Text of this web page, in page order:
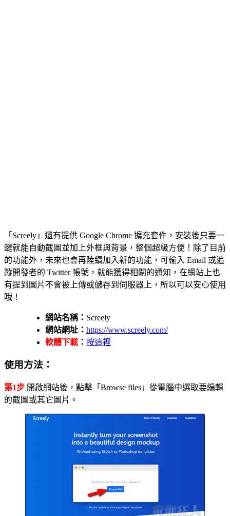
「Screely」還有提供 Google Chrome 擴充套件，安裝後只要一
鍵就能自動截圖並加上外框與背景，整個超級方便！除了目前
的功能外，未來也會再陸續加入新的功能，可輸入 Email 或追
蹤開發者的 Twitter 帳號，就能獲得相關的通知，在網站上也
有提到圖片不會被上傳或儲存到伺服器上，所以可以安心使用
哦！
網站名稱： Screely
網站網址： https://www.screely.com/
軟體下載 ： 按這裡
使用方法：
第1步 開啟網站後，點擊「Browse files」從電腦中選取要編輯
的截圖或其它圖片。